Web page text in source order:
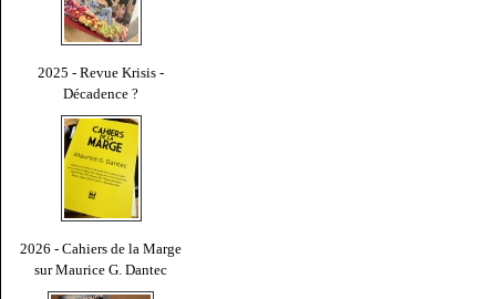
2025 - Revue Krisis -
Décadence ?
2026 - Cahiers de la Marge
sur Maurice G. Dantec